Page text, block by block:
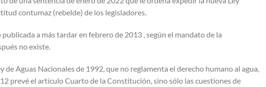
contumaz (rebelde) de los legisladores.
a más tardar en febrero de 2013 , según el mandato de la
no existe.
de Aguas Nacionales de 1992, que no reglamenta el derecho humano al agua,
prevé el artículo Cuarto de la Constitución, sino sólo las cuestiones de